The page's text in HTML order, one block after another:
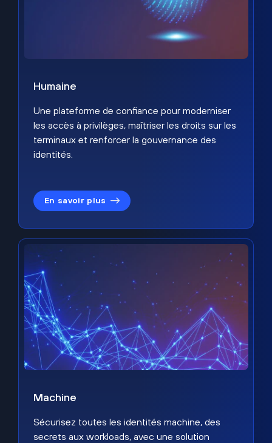
Humaine
Une plateforme de confiance pour moderniser
les accès à privilèges, maîtriser les droits sur les
terminaux et renforcer la gouvernance des
identités.
En savoir plus
Machine
Sécurisez toutes les identités machine, des
secrets aux workloads, avec une solution